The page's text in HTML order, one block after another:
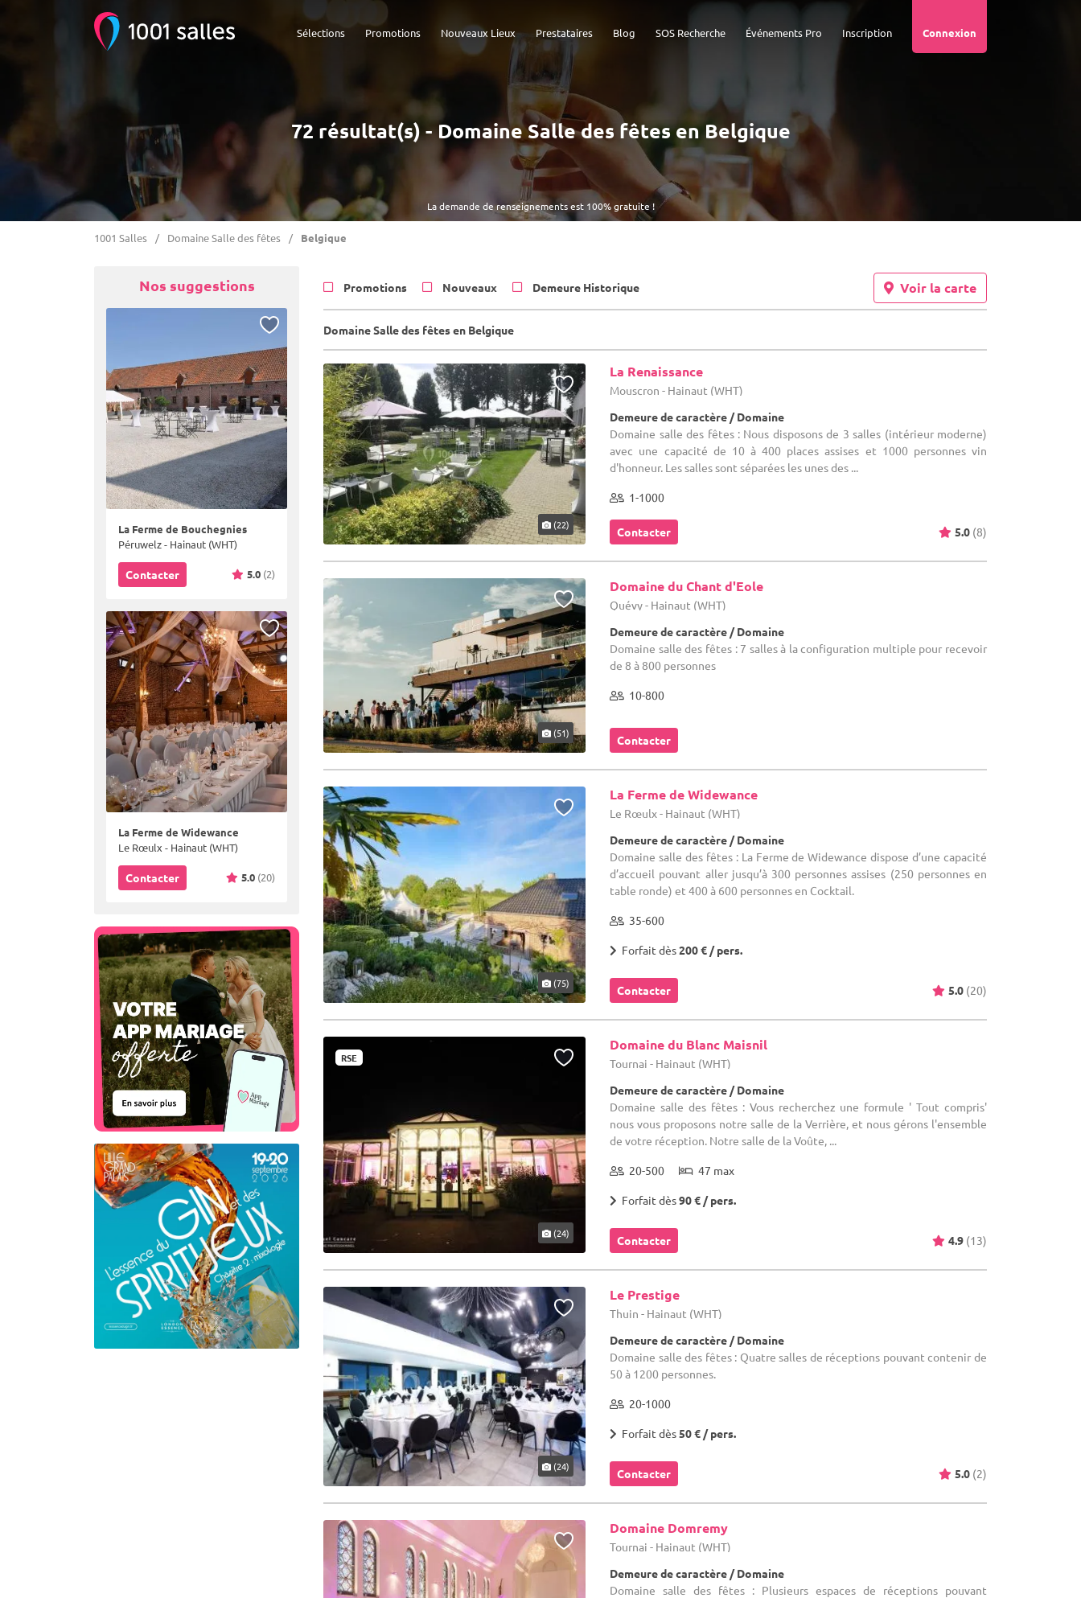
Connexion
Inscription
Événements Pro
SOS Recherche
Blog
Prestataires
Nouveaux Lieux
Promotions
Sélections
La demande de renseignements est 100% gratuite !
72 résultat(s) - Domaine Salle des fêtes en Belgique
1001 Salles Domaine Salle des fêtes Belgique
Nos suggestions
La Ferme de Bouchegnies
Péruwelz - Hainaut (WHT)
Contacter 5.0 (2)
La Ferme de Widewance
Le Rœulx - Hainaut (WHT)
Contacter 5.0 (20)
Promotions Nouveaux Demeure Historique Voir la carte
Domaine Salle des fêtes en Belgique
(22)
La Renaissance
Mouscron - Hainaut (WHT)
Demeure de caractère / Domaine
Domaine salle des fêtes : Nous disposons de 3 salles (intérieur moderne)
avec une capacité de 10 à 400 places assises et 1000 personnes vin
d'honneur. Les salles sont séparées les unes des ...
1-1000
Contacter 5.0 (8)
(51)
Domaine du Chant d'Eole
Quévy - Hainaut (WHT)
Demeure de caractère / Domaine
Domaine salle des fêtes : 7 salles à la configuration multiple pour recevoir
de 8 à 800 personnes
10-800
Contacter
(75)
La Ferme de Widewance
Le Rœulx - Hainaut (WHT)
Demeure de caractère / Domaine
Domaine salle des fêtes : La Ferme de Widewance dispose d’une capacité
d’accueil pouvant aller jusqu’à 300 personnes assises (250 personnes en
table ronde) et 400 à 600 personnes en Cocktail.
35-600
Forfait dès200 € / pers.
Contacter 5.0 (20)
RSE
(24)
Domaine du Blanc Maisnil
Tournai - Hainaut (WHT)
Demeure de caractère / Domaine
Domaine salle des fêtes : Vous recherchez une formule ' Tout compris'
nous vous proposons notre salle de la Verrière, et nous gérons l'ensemble
de votre réception. Notre salle de la Voûte, ...
20-500 47 max
Forfait dès90 € / pers.
Contacter 4.9 (13)
(24)
Le Prestige
Thuin - Hainaut (WHT)
Demeure de caractère / Domaine
Domaine salle des fêtes : Quatre salles de réceptions pouvant contenir de
50 à 1200 personnes.
20-1000
Forfait dès50 € / pers.
Contacter 5.0 (2)
Domaine Domremy
Tournai - Hainaut (WHT)
Demeure de caractère / Domaine
Domaine salle des fêtes : Plusieurs espaces de réceptions pouvant